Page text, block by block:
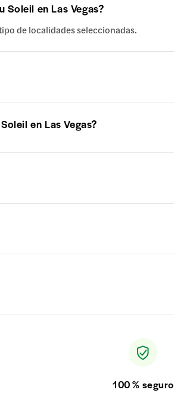
Soleil en Las Vegas?
de localidades seleccionadas.
en Las Vegas?
100 % seguro